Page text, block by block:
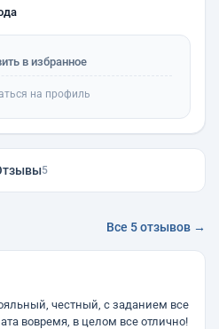
в избранное
на профиль
5
Все 5 отзывов →
честный, с заданием все
вовремя, в целом все отлично!